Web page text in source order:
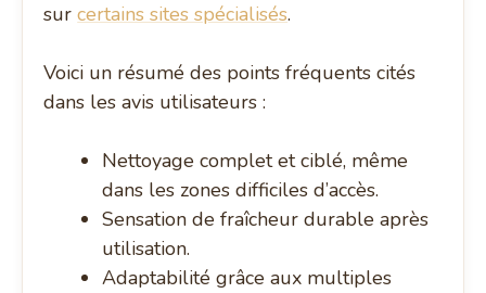
surcertains sites spécialisés.
Voici un résumé des points fréquents cités
dans les avis utilisateurs :
Nettoyage complet et ciblé, même
dans les zones difficiles d’accès.
Sensation de fraîcheur durable après
utilisation.
Adaptabilité grâce aux multiples